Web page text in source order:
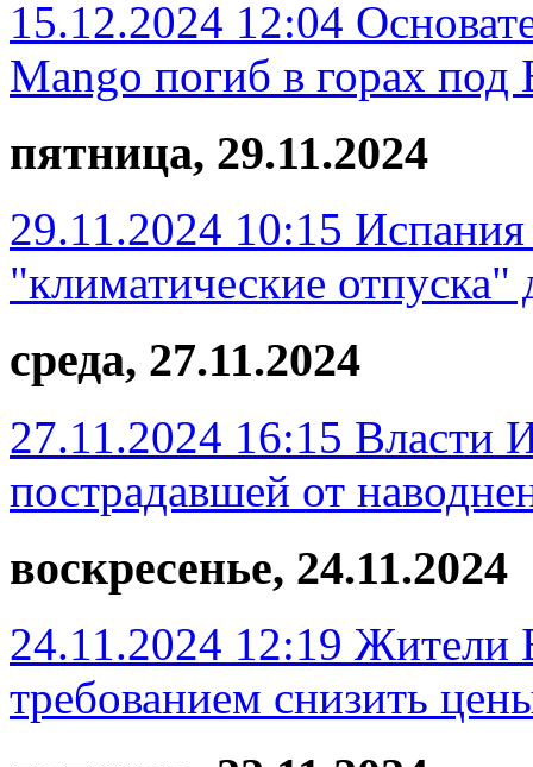
15.12.2024 12:04
Mango погиб в горах под
пятница, 29.11.2024
29.11.2024 10:15 Испания
"климатические отпуска"
среда, 27.11.2024
27.11.2024 16:15 Власти
пострадавшей от
воскресенье, 24.11.2024
24.11.2024 12:19 Жители
требованием снизить